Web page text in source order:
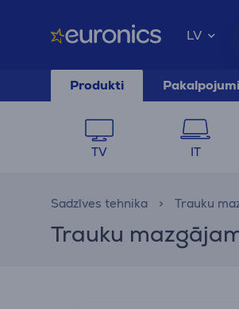
LV
Produkti Pakalpojumi
TV IT
Sadzīves tehnika Trauku
Trauku